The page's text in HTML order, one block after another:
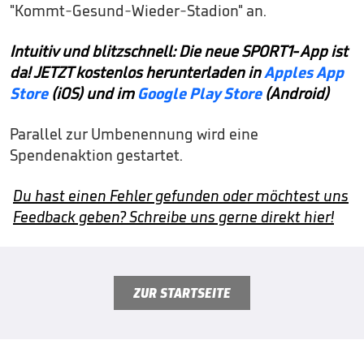
"Kommt-Gesund-Wieder-Stadion" an.
Intuitiv und blitzschnell: Die neue SPORT1-App ist
da! JETZT kostenlos herunterladen inApples App
Store(iOS) und im Google Play Store(Android)
Parallel zur Umbenennung wird eine
Spendenaktion gestartet.
Du hast einen Fehler gefunden oder möchtest uns
Feedback geben? Schreibe uns gerne direkt hier!
ZUR STARTSEITE